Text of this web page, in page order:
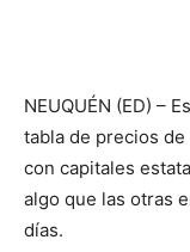
NEUQUÉN (ED) –
tabla de precios
con capitales
algo que las otras
días.